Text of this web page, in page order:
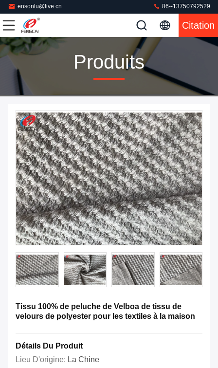
ensonlu@live.cn 86--13750792529
Citation
Produits
Tissu 100% de peluche de Velboa de tissu de
velours de polyester pour les textiles à la maison
Détails Du Produit
Lieu D'origine: La Chine